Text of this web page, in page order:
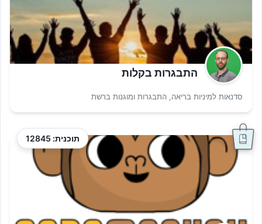
התבגרות בקלות
סדנאות למיניות בריאה, התבגרות ומוגנות ברשת
תוכנית: 12845